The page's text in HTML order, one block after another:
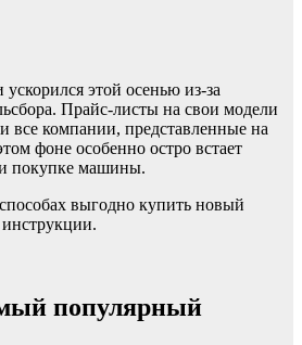
этой осенью из-за
Прайс-листы на свои модели
все компании, представленные на
фоне особенно остро встает
покупке машины.
выгодно купить новый
популярный